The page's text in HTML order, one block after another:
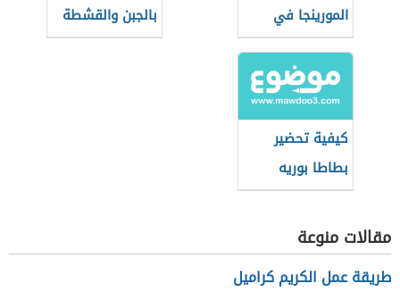
المورينجا في
وصفات الطعام
بالجبن والقشطة
كيفية تحضير
بطاطا بوريه
مقالات منوعة
طريقة عمل الكريم كراميل